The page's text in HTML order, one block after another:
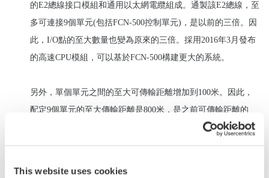
This website uses cookies
的E2總線接口模組和通用以太網電纜組成。通製該E2總線，至
多可連接9個單元(包括FCN-500控制單元)，是以前的三倍。因
此，I/O點的至大數量也變為原來的三倍。採用2016年3月發布
的高速CPU模組，可以基於FCN-500構建更大的系統。
另外，單個單元之間的至大可傳輸距離增加到100米。因此，
配定9個單元的至大傳輸距離是800米，是之前可傳輸距離的
100倍。使用商業用的光纖電纜和媒體轉換器，可以構建跨越
數公裏的STARDOM系統。由於擴展單元安裝在傳感器等附